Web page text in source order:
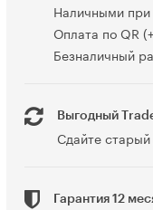
Наличными при
Оплата по QR
Безналичный
Выгодный
Сдайте старый
Гарантия 12